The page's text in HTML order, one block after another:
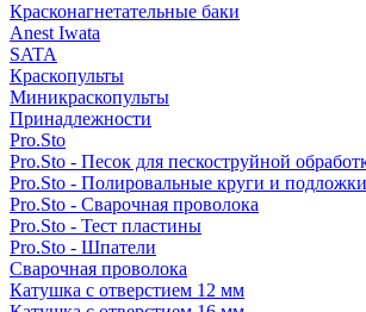
Красконагнетательные баки
Anest Iwata
SATA
Краскопульты
Миникраскопульты
Принадлежности
Pro.Sto
Pro.Sto - Песок для пескоструйной
Pro.Sto - Полировальные круги и подложки
Pro.Sto - Сварочная проволока
Pro.Sto - Тест пластины
Pro.Sto - Шпатели
Сварочная проволока
Катушка с отверстием 12 мм